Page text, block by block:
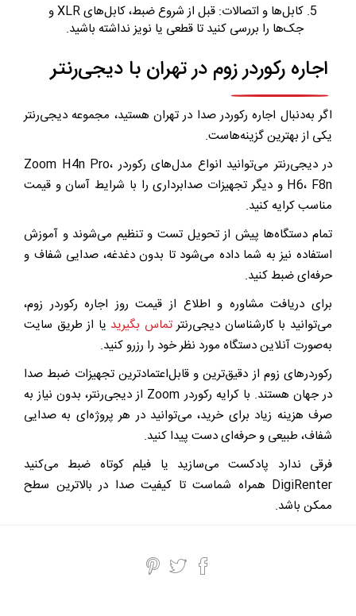
کابل‌ها و اتصالات: قبل از شروع ضبط، کابل‌های XLR و
جک‌ها را بررسی کنید تا قطعی یا نویز نداشته باشید.
اجاره رکوردر زوم در تهران با دیجی‌رنتر
اگر به‌دنبال اجاره رکوردر صدا در تهران هستید، مجموعه دیجی‌رنتر
یکی از بهترین گزینه‌هاست.
در دیجی‌رنتر می‌توانید انواع مدل‌های رکوردر Zoom H4n Pro،
H6، F8n و دیگر تجهیزات صدابرداری را با شرایط آسان و
قیمت
مناسبکرایه کنید.
تمام دستگاه‌ها پیش از تحویل تست و تنظیم می‌شوند و آموزش
استفاده نیز به شما داده می‌شود تا بدون دغدغه، صدایی شفاف و
حرفه‌ای ضبط کنید.
برای دریافت مشاوره و اطلاع از قیمت روز اجاره رکوردر زوم،
می‌توانید با کارشناسان دیجی‌رنترتماس بگیرید یا از طریق سایت
به‌صورت آنلاین دستگاه مورد نظر خود را رزرو کنید.
رکوردرهای زوم از دقیق‌ترین و قابل‌اعتمادترین تجهیزات ضبط صدا
در جهان هستند. با کرایه رکوردر Zoom از دیجی‌رنتر، بدون نیاز به
صرف هزینه زیاد برای خرید، می‌توانید در هر پروژه‌ای به صدایی
شفاف، طبیعی و حرفه‌ای دست پیدا کنید.
فرقی ندارد پادکست می‌سازید یا فیلم کوتاه ضبط می‌کنید
DigiRenter همراه شماست تا کیفیت صدا در بالاترین سطح
ممکن باشد.